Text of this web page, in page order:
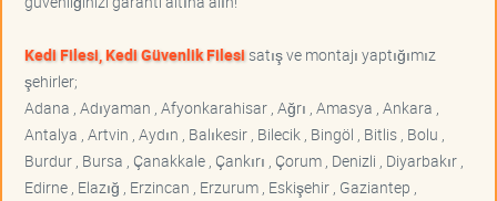
Kedi Filesi, Kedi Güvenlik Filesisatış ve montajı yaptığımız
şehirler;
Adana , Adıyaman , Afyonkarahisar , Ağrı , Amasya , Ankara ,
Antalya , Artvin , Aydın , Balıkesir , Bilecik , Bingöl , Bitlis , Bolu ,
Burdur , Bursa , Çanakkale , Çankırı , Çorum , Denizli , Diyarbakır ,
Edirne , Elazığ , Erzincan , Erzurum , Eskişehir , Gaziantep ,